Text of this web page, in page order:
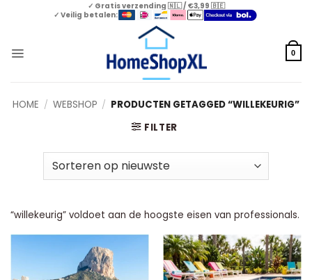
✓ Gratis verzending 🇳🇱 / €3,99 🇧🇪
✓ Veilig betalen:
0
HOME / WEBSHOP / PRODUCTEN GETAGGED “WILLEKEURIG”
FILTER
“willekeurig” voldoet aan de hoogste eisen van professionals.